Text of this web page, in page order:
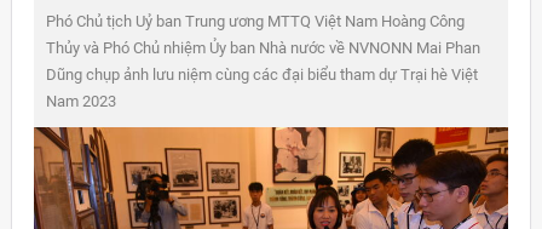
Phó Chủ tịch Uỷ ban Trung ương MTTQ Việt Nam Hoàng Công
Thủy và Phó Chủ nhiệm Ủy ban Nhà nước về NVNONN Mai Phan
Dũng chụp ảnh lưu niệm cùng các đại biểu tham dự Trại hè Việt
Nam 2023